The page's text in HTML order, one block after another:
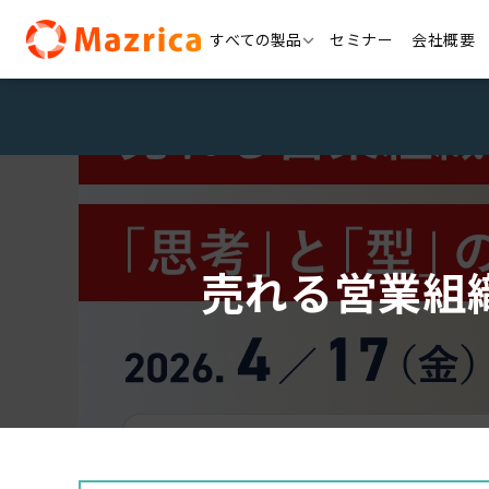
content
すべての製品 セミナー 会社概要
売れる営業組